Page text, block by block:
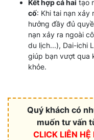
Kết hợp cả hai tạo
cố: Khi tai nạn xảy
hưởng đầy đủ
nạn xảy ra ngoài
du lịch...), Dai-ichi
giúp bạn vượt qua
khỏe.
Quý khách có
muốn tư vấn
CLICK LIÊN HỆ